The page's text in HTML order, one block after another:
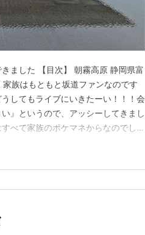
ました 【目次】 朝霧高原 静岡県富
族はもともと坂道ファンなのです
してもライブにいきたーい！！！会
』というので、アッシーしてきまし
べて家族のポケマネからなのでした
仮眠をしつつ静岡へ。雲が多いな